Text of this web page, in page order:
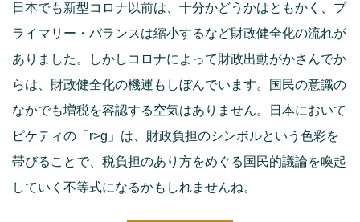
日本でも新型コロナ以前は、十分かどうかはともかく、プ
ライマリー・バランスは縮小するなど財政健全化の流れが
ありました。しかしコロナによって財政出動がかさんでか
らは、財政健全化の機運もしぼんでいます。国民の意識の
なかでも増税を容認する空気はありません。日本において
ピケティの「r>g」は、財政負担のシンボルという色彩を
帯びることで、税負担のあり方をめぐる国民的議論を喚起
していく不等式になるかもしれませんね。